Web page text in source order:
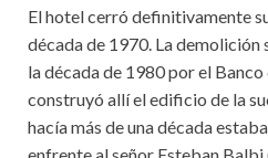
El hotel cerró definitivamente
década de 1970. La demolición
la década de 1980 por el Banco
construyó allí el edificio de la
hacía más de una década